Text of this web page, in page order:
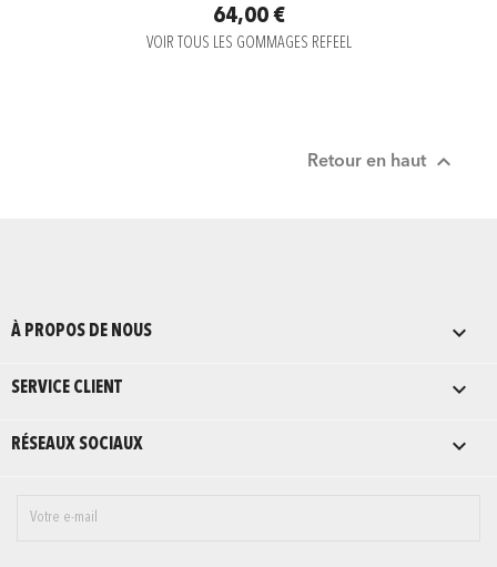
64,00 €
VOIR TOUS LES GOMMAGES REFEEL
Retour en haut 
À PROPOS DE NOUS 
SERVICE CLIENT 
RÉSEAUX SOCIAUX 